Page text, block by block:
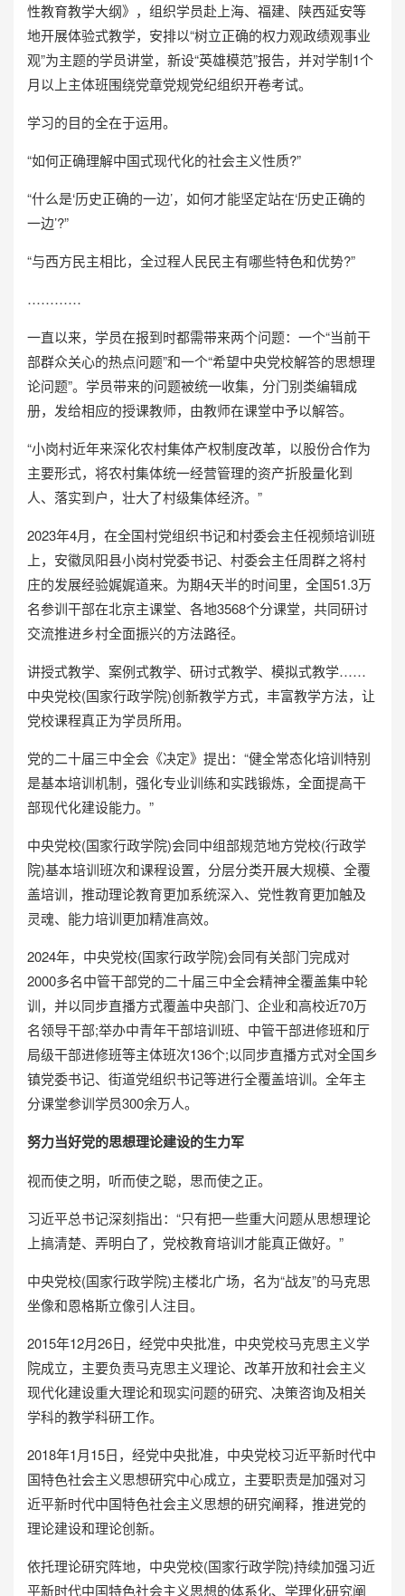
性教育教学大纲》，组织学员赴上海、福建、陕西延安等
地开展体验式教学，安排以“树立正确的权力观政绩观事业
观”为主题的学员讲堂，新设“英雄模范”报告，并对学制1个
月以上主体班围绕党章党规党纪组织开卷考试。
学习的目的全在于运用。
“如何正确理解中国式现代化的社会主义性质?”
“什么是‘历史正确的一边’，如何才能坚定站在‘历史正确的
一边’?”
“与西方民主相比，全过程人民民主有哪些特色和优势?”
…………
一直以来，学员在报到时都需带来两个问题：一个“当前干
部群众关心的热点问题”和一个“希望中央党校解答的思想理
论问题”。学员带来的问题被统一收集，分门别类编辑成
册，发给相应的授课教师，由教师在课堂中予以解答。
“小岗村近年来深化农村集体产权制度改革，以股份合作为
主要形式，将农村集体统一经营管理的资产折股量化到
人、落实到户，壮大了村级集体经济。”
2023年4月，在全国村党组织书记和村委会主任视频培训班
上，安徽凤阳县小岗村党委书记、村委会主任周群之将村
庄的发展经验娓娓道来。为期4天半的时间里，全国51.3万
名参训干部在北京主课堂、各地3568个分课堂，共同研讨
交流推进乡村全面振兴的方法路径。
讲授式教学、案例式教学、研讨式教学、模拟式教学……
中央党校(国家行政学院)创新教学方式，丰富教学方法，让
党校课程真正为学员所用。
党的二十届三中全会《决定》提出：“健全常态化培训特别
是基本培训机制，强化专业训练和实践锻炼，全面提高干
部现代化建设能力。”
中央党校(国家行政学院)会同中组部规范地方党校(行政学
院)基本培训班次和课程设置，分层分类开展大规模、全覆
盖培训，推动理论教育更加系统深入、党性教育更加触及
灵魂、能力培训更加精准高效。
2024年，中央党校(国家行政学院)会同有关部门完成对
2000多名中管干部党的二十届三中全会精神全覆盖集中轮
训，并以同步直播方式覆盖中央部门、企业和高校近70万
名领导干部;举办中青年干部培训班、中管干部进修班和厅
局级干部进修班等主体班次136个;以同步直播方式对全国乡
镇党委书记、街道党组织书记等进行全覆盖培训。全年主
分课堂参训学员300余万人。
努力当好党的思想理论建设的生力军
视而使之明，听而使之聪，思而使之正。
习近平总书记深刻指出：“只有把一些重大问题从思想理论
上搞清楚、弄明白了，党校教育培训才能真正做好。”
中央党校(国家行政学院)主楼北广场，名为“战友”的马克思
坐像和恩格斯立像引人注目。
2015年12月26日，经党中央批准，中央党校马克思主义学
院成立，主要负责马克思主义理论、改革开放和社会主义
现代化建设重大理论和现实问题的研究、决策咨询及相关
学科的教学科研工作。
2018年1月15日，经党中央批准，中央党校习近平新时代中
国特色社会主义思想研究中心成立，主要职责是加强对习
近平新时代中国特色社会主义思想的研究阐释，推进党的
理论建设和理论创新。
依托理论研究阵地，中央党校(国家行政学院)持续加强习近
平新时代中国特色社会主义思想的体系化、学理化研究阐